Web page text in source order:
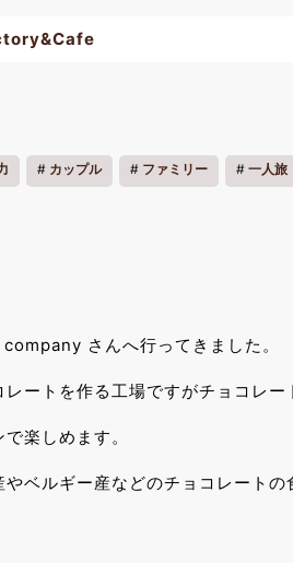
カップル ファミリー 一人旅
さんへ行ってきました。
ートを作る工場ですがチョコレー
楽しめます。
ベルギー産などのチョコレートの